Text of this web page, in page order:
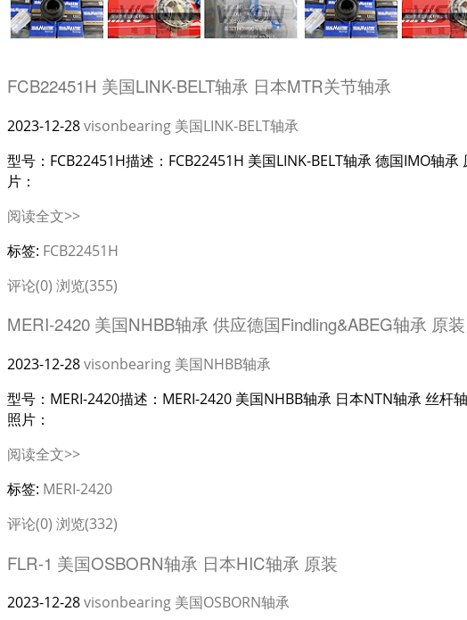
FCB22451H 美国LINK-BELT轴承 日本MTR关节轴承
2023-12-28visonbearing 美国LINK-BELT轴承
型号：FCB22451H描述：FCB22451H 美国LINK-BELT轴承 德国IMO轴
片：
阅读全文>>
标签: FCB22451H
评论(0) 浏览(355)
MERI-2420 美国NHBB轴承 供应德国Findling&ABEG轴承 原装
2023-12-28visonbearing 美国NHBB轴承
型号：MERI-2420描述：MERI-2420 美国NHBB轴承 日本NTN轴承 丝
照片：
阅读全文>>
标签: MERI-2420
评论(0) 浏览(332)
FLR-1 美国OSBORN轴承 日本HIC轴承 原装
2023-12-28visonbearing 美国OSBORN轴承